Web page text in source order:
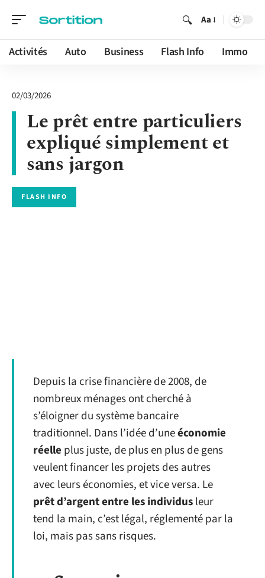
Aa
Activités Auto Business Flash Info Immo
02/03/2026
Le prêt entre particuliers
expliqué simplement et
sans jargon
FLASH INFO
Depuis la crise financière de 2008, de
nombreux ménages ont cherché à
s’éloigner du système bancaire
traditionnel. Dans l’idée d’uneéconomie
réelle plus juste, de plus en plus de gens
veulent financer les projets des autres
avec leurs économies, et vice versa. Le
prêt d’argent entre les individusleur
tend la main, c’est légal, réglementé par la
loi, mais pas sans risques.